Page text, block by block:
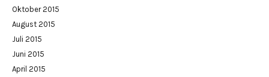
Oktober 2015
August 2015
Juli 2015
Juni 2015
April 2015